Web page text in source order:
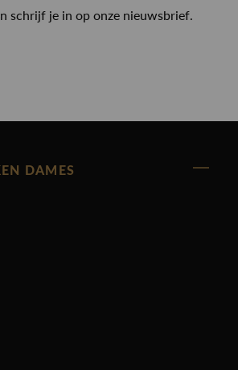
schrijf je in op onze nieuwsbrief.
DAMES